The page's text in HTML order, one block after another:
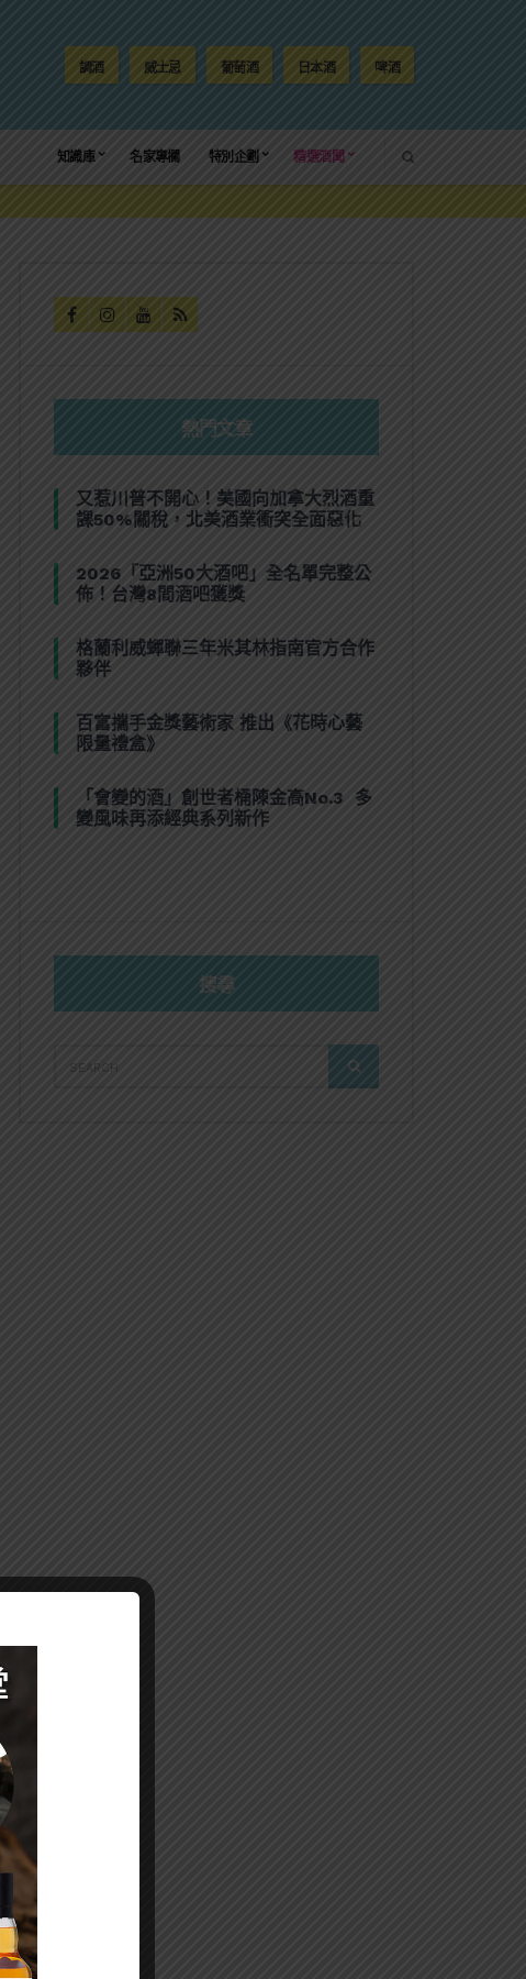
調酒 威士忌 葡萄酒 日本酒 啤酒
知識庫 名家專欄 特別企劃 精選酒聞
熱門文章
又惹川普不開心！美國向加拿大烈酒重
課50%關稅，北美酒業衝突全面惡化
2026「亞洲50大酒吧」全名單完整公
佈！台灣8間酒吧獲獎
格蘭利威蟬聯三年米其林指南官方合作
夥伴
百富攜手金獎藝術家 推出《花時心藝
限量禮盒》
「會變的酒」創世者桶陳金高No.3 多
變風味再添經典系列新作
搜尋
FOR:
SEARCH